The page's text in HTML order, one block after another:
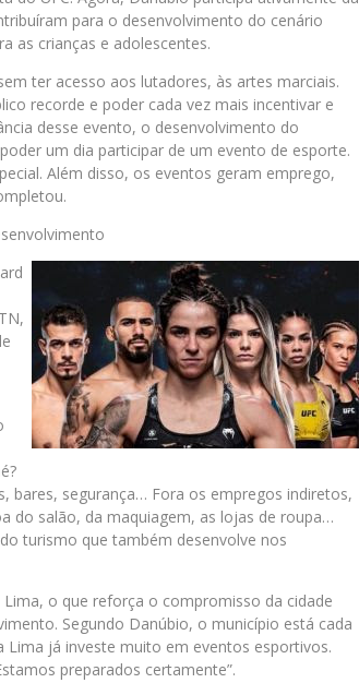
para o desenvolvimento do cenário
as crianças e adolescentes.
ter acesso aos lutadores, às artes marciais.
recorde e poder cada vez mais incentivar e
desse evento, o desenvolvimento do
um dia participar de um evento de esporte.
Além disso, os eventos geram emprego,
bares, segurança… Fora os empregos indiretos,
do salão, da maquiagem, as lojas de roupa…
turismo que também desenvolve nos
o que reforça o compromisso da cidade
Segundo Danúbio, o município está cada
Lima já investe muito em eventos esportivos.
preparados certamente”.